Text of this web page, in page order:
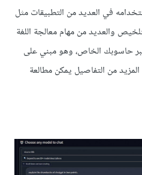
والعديد من مهام معالجة اللغة
حاسوبك الخاص، وهو مبني على